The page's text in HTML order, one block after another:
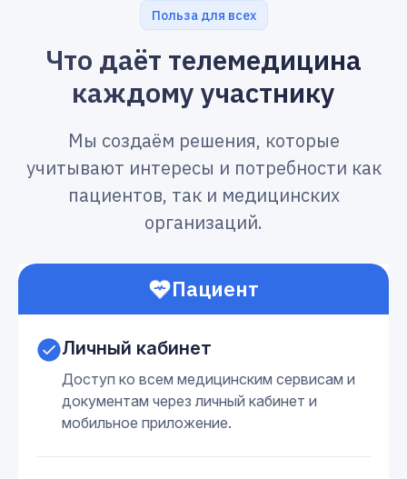
Польза для всех
Что даёт телемедицина
каждому участнику
Мы создаём решения, которые
учитывают интересы и потребности как
пациентов, так и медицинских
организаций.
Пациент
Личный кабинет
Доступ ко всем медицинским сервисам и
документам через личный кабинет и
мобильное приложение.